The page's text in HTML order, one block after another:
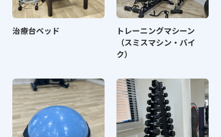
治療台ベッド
トレーニングマシーン
（スミスマシン・バイ
ク）